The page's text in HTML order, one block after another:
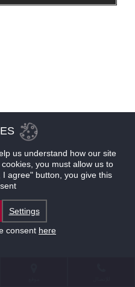
us understand how our site
you must allow us to
agree" button, you give this
Settings
consent here